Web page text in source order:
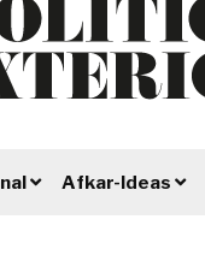
Afkar-Ideas